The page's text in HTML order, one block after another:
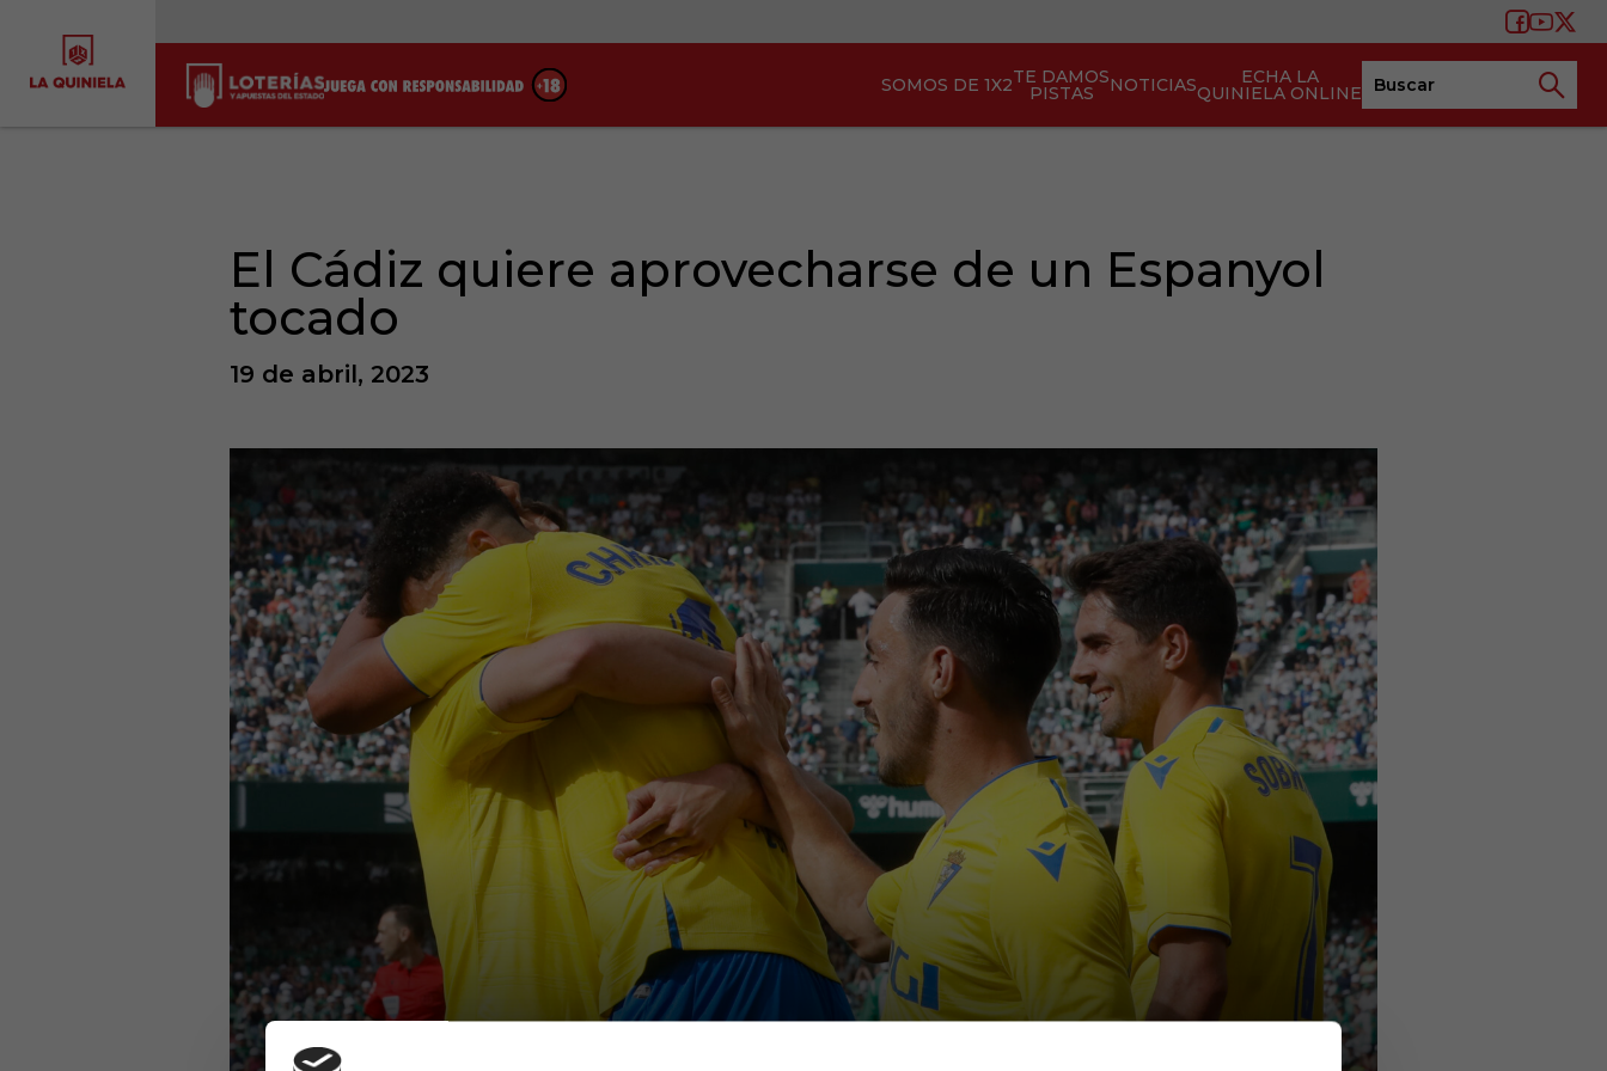
SOMOS DE 1X2TE DAMOS
PISTAS NOTICIAS ECHA LA
QUINIELA ONLINE
El Cádiz quiere aprovecharse de un Espanyol
tocado
19 de abril, 2023